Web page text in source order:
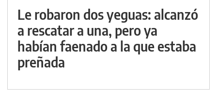
Le robaron dos yeguas: alcanzó
a rescatar a una, pero ya
habían faenado a la que estaba
preñada